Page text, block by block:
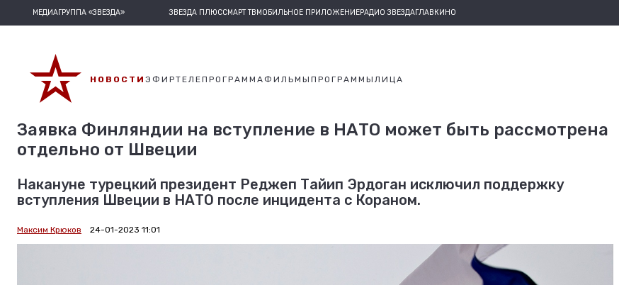
МЕДИАГРУППА «ЗВЕЗДА» ЗВЕЗДА ПЛЮССМАРТ ТВМОБИЛЬНОЕ ПРИЛОЖЕНИЕРАДИО ЗВЕЗДАГЛАВКИНО
НОВОСТИ ЭФИРТЕЛЕПРОГРАММАФИЛЬМЫ ПРОГРАММЫ ЛИЦА
Заявка Финляндии на вступление в НАТО может быть рассмотрена
отдельно от Швеции
Накануне турецкий президент Реджеп Тайип Эрдоган исключил поддержку
вступления Швеции в НАТО после инцидента с Кораном.
Максим Крюков 24-01-2023 11:01